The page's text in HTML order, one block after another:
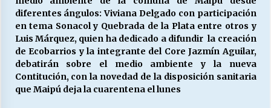
MUNICIPALIDADES, HONORARIOS, DESPIDOS
28/05/2026
Releyendo la Rerum Novarum a 135 años. “La
cuestión social hoy”.
16/05/2026
diferentes ángulos: Viviana Delgado con participación
en tema Sonacol y Quebrada de la Plata entre otros y
Luis Márquez, quien ha dedicado a difundir la creación
de Ecobarrios y la integrante del Core Jazmín Aguilar,
debatirán sobre el medio ambiente y la nueva
Contitución, con la novedad de la disposición sanitaria
que Maipú deja la cuarentena el lunes